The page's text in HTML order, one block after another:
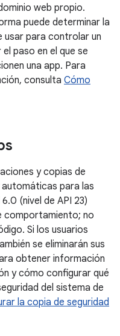
web propio.
puede determinar la
usar para controlar un
paso en el que se
una app. Para
consulta Cómo
y copias de
para las
(nivel de API 23)
comportamiento; no
Si los usuarios
se eliminarán sus
obtener información
y cómo configurar qué
del sistema de
la copia de seguridad